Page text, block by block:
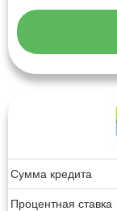
Сумма кредита
Процентная ставка